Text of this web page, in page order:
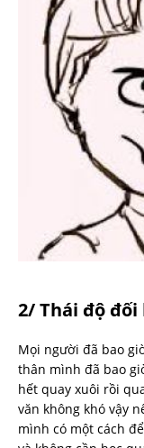
2/ Thái độ đối
Mọi người đã bao
thân mình đã bao
hết quay xuôi rồi
văn không khó vậy
mình có một cách